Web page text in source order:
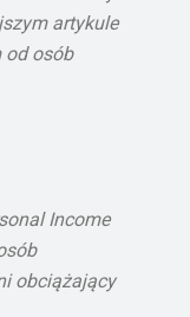
artykule
od osób
Income
obciążający